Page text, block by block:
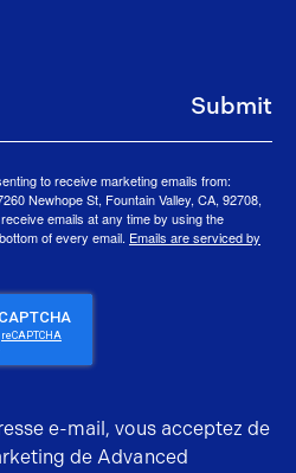
to receive marketing emails from:
Newhope St, Fountain Valley, CA, 92708,
emails at any time by using the
of every email. Emails are serviced by
Submit
e-mail, vous acceptez de
de Advanced